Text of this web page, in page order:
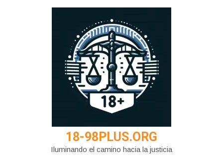
18-98PLUS.ORG
Iluminando el camino hacia la justicia